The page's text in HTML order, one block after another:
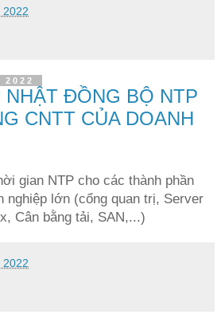
2022
NHẬT ĐỒNG BỘ NTP
CNTT CỦA DOANH
gian NTP cho các thành phần
nghiệp lớn (cổng quan trị, Server
Cân bằng tải, SAN,...)
2022